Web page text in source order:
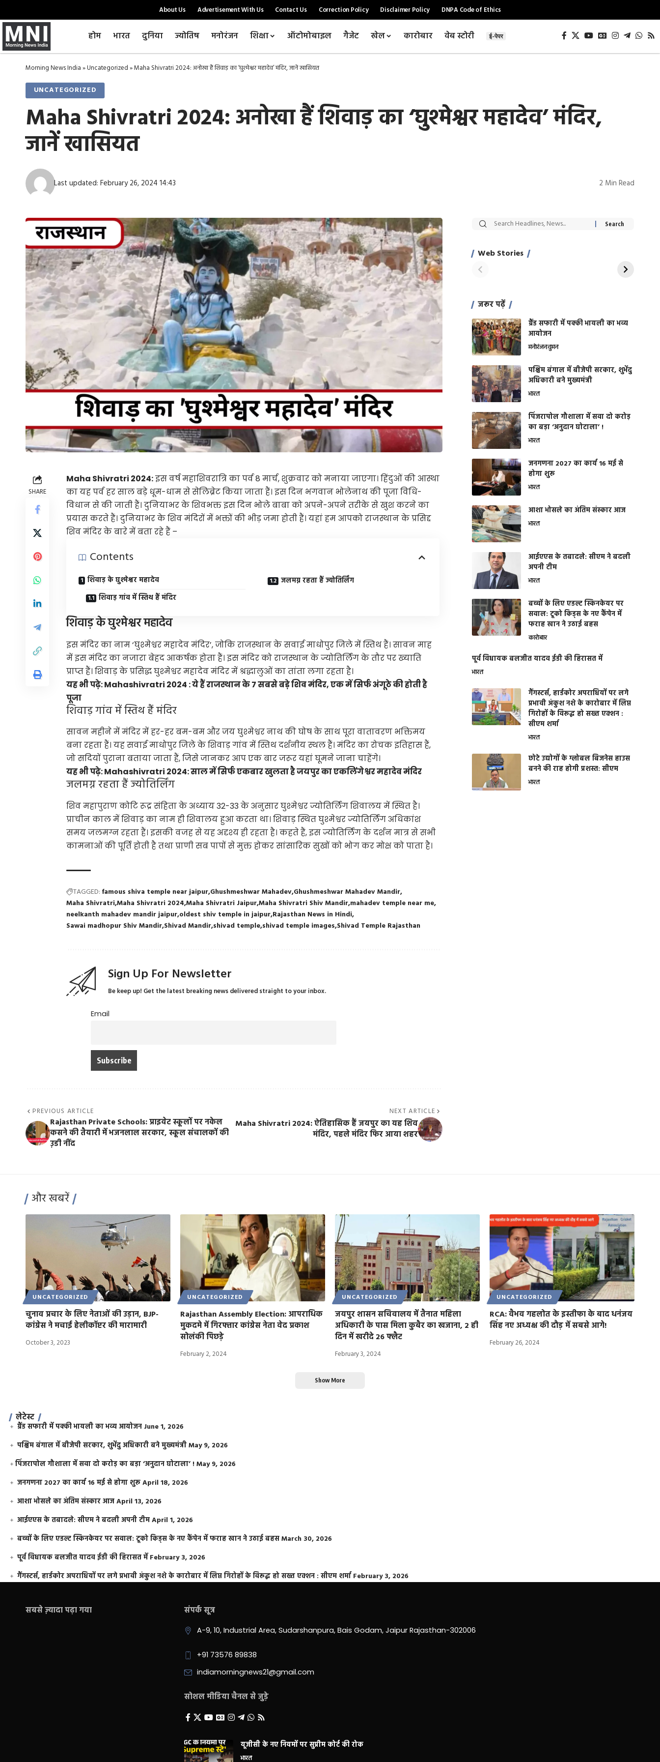
About Us Advertisement With Us Contact Us Correction Policy Disclaimer Policy DNPA Code of Ethics
होम भारत दुनिया ज्योतिष मनोरंजन शिक्षा ऑटोमोबाइल गैजेट खेल कारोबार वेब स्टोरी ई-पेपर
Morning News India»Uncategorized»Maha Shivratri 2024: अनोखा हैं शिवाड़ का ‘घुश्मेश्वर महादेव’ मंदिर, जानें खासियत
UNCATEGORIZED
Maha Shivratri 2024: अनोखा हैं शिवाड़ का ‘घुश्मेश्वर महादेव’ मंदिर,
जानें खासियत
Last updated: February 26, 2024 14:43 2 Min Read
SHARE
Maha Shivratri 2024:इस वर्ष महाशिवरात्रि का पर्व 8 मार्च, शुक्रवार को मनाया जाएगा। हिंदुओं की आस्था
का यह पर्व हर साल बड़े धूम-धाम से सेलिब्रेट किया जाता हैं। इस दिन भगवान भोलेनाथ की पूजा विधि-
विधान से की जाती हैं। दुनियाभर के शिवभक्त इस दिन भोले बाबा को अपने-अपने तरीके से खुश करने का
प्रयास करते हैं। दुनियाभर के शिव मंदिरों में भक्तों की भीड़ जमा होती हैं। यहां हम आपको राजस्थान के प्रसिद्द
शिव मंदिर के बारे में बता रहे हैं –
Contents
शिवाड़ के घुश्मेश्वर महादेव
शिवाड़ गांव में स्तिथ हैं मंदिर
जलमग्न रहता हैं ज्योतिर्लिंग
शिवाड़ के घुश्मेश्वर महादेव
इस मंदिर का नाम ‘घुश्मेश्वर महादेव मंदिर’, जोकि राजस्थान के सवाई माधोपुर जिले में स्तिथ हैं। सावन माह
में इस मंदिर का नजारा बेहद आकर्षक होता हैं। इस मंदिर को राजस्थान के ज्योतिर्लिंग के तौर पर ख्याति
प्राप्त हैं। शिवाड़ के प्रसिद्ध घुश्मेश्वर महादेव मंदिर में श्रद्धालुओं का तांता लगा रहता है।
यह भी पढ़े:Mahashivratri 2024 : ये हैं राजस्थान के 7 सबसे बड़े शिव मंदिर, एक में सिर्फ अंगूठे की होती है
पूजा
शिवाड़ गांव में स्तिथ हैं मंदिर
सावन महीने में मंदिर में हर-हर बम-बम और जय घुश्मेश्वर नाथ की घोष के साथ पूरा वातावरण भक्तिमय
बना रहता हैं। यह सवाई माधोपुर जिले के शिवाड़ गांव में स्तिथ दर्शनीय स्थल हैं। मंदिर का रोचक इतिहास हैं,
जो सदियों पुराना बताया जाता हैं, जिसे जानकर आप एक बार जरूर यहां घूमने जाना चाहेंगे।
यह भी पढ़े:Mahashivratri 2024: साल में सिर्फ एकबार खुलता है जयपुर का एकलिंगेश्वर महादेव मंदिर
जलमग्न रहता हैं ज्योतिर्लिंग
शिव महापुराण कोटि रूद्र संहिता के अध्याय 32-33 के अनुसार घुश्मेश्वर ज्योतिर्लिंग शिवालय में स्थित है।
प्राचीन काल में शिवाड़ का नाम ही शिवालय हुआ करता था। शिवाड़ स्थित घुश्मेश्वर ज्योतिर्लिंग अधिकांश
समय जलमग्न रहता हैं। इसकी वजह से यह अदृश्य ही रहता है। कहते हैं, इस ज्योतिर्लिंग के दर्शन मात्र से सभी
कामनाओं की पूर्ति होती है तथा प्राणी सब पापों से मुक्त होकर सांसारिक सुखों को भोग कर मोक्ष को पाता है।
TAGGED: famous shiva temple near jaipur Ghushmeshwar Mahadev Ghushmeshwar Mahadev Mandir
Maha ShivratriMaha Shivratri 2024Maha Shivratri JaipurMaha Shivratri Shiv Mandir mahadev temple near me
neelkanth mahadev mandir jaipur oldest shiv temple in jaipur Rajasthan News in Hindi
Sawai madhopur Shiv Mandir Shivad Mandir shivad temple shivad temple images Shivad Temple Rajasthan
Sign Up For Newsletter
Be keep up! Get the latest breaking news delivered straight to your inbox.
Email
PREVIOUS ARTICLE
Rajasthan Private Schools: प्राइवेट स्कूलों पर नकेल
कसने की तैयारी में भजनलाल सरकार, स्कूल संचालकों की
उ़डी नींद
NEXT ARTICLE
Maha Shivratri 2024: ऐतिहासिक हैं जयपुर का यह शिव
मंदिर, पहले मंदिर फिर आया शहर
Web Stories
सट्टेबाजी में अरेस्ट हुए
साहिल खान
रोज एक कच्चे लहसुन
जरूर पढ़ें
ग्रैंड सफारी में पक्की भायली का भव्य
आयोजन
मनोरंजनवुमन
पश्चिम बंगाल में बीजेपी सरकार, शुभेंदु
अधिकारी बने मुख्यमंत्री
भारत
​पिंजरापोल गौशाला में सवा दो करोड़
का बड़ा ‘अनुदान घोटाला’ !
भारत
जनगणना 2027 का कार्य 16 मई से
होगा शुरू
भारत
आशा भोसले का अंतिम संस्कार आज
भारत
आईएएस के तबादले: सीएम ने बदली
अपनी टीम
भारत
बच्चों के लिए एडल्ट स्किनकेयर पर
सवाल: टूको किड्स के नए कैंपेन में
फराह खान ने उठाई बहस
कारोबार
पूर्व विधायक बलजीत यादव ईडी की हिरासत में
भारत
गैंगस्टर्स, हार्डकोर अपराधियों पर लगे
प्रभावी अंकुश नशे के कारोबार में लिप्त
गिरोहों के विरूद्ध हो सख्त एक्शन :
सीएम शर्मा
भारत
छोटे उद्योगों के ग्लोबल बिजनेस हाउस
बनने की राह होगी प्रशस्त: सीएम
भारत
और खबरें
UNCATEGORIZED
चुनाव प्रचार के लिए नेताओं की उड़ान, BJP-
कांग्रेस ने मचाई हेलीकॉप्टर की मारामारी
October 3, 2023
UNCATEGORIZED
Rajasthan Assembly Election: आपराधिक
मुकदमे में गिरफ्तार कांग्रेस नेता वेद प्रकाश
सोलंकी पिछड़े
February 2, 2024
UNCATEGORIZED
जयपुर शासन सचिवालय में तैनात महिला
अधिकारी के पास मिला कुबैर का खजाना, 2 ही
दिन में खरीदे 26 फ्लैट
February 3, 2024
UNCATEGORIZED
RCA: वैभव गहलोत के इस्तीफा के बाद धनंजय
सिंह नए अध्यक्ष की दौड़ में सबसे आगे!
February 26, 2024
Show More
लेटेस्ट
ग्रैंड सफारी में पक्की भायली का भव्य आयोजन June 1, 2026
पश्चिम बंगाल में बीजेपी सरकार, शुभेंदु अधिकारी बने मुख्यमंत्रीMay 9, 2026
​पिंजरापोल गौशाला में सवा दो करोड़ का बड़ा ‘अनुदान घोटाला’ !May 9, 2026
जनगणना 2027 का कार्य 16 मई से होगा शुरूApril 18, 2026
आशा भोसले का अंतिम संस्कार आजApril 13, 2026
आईएएस के तबादले: सीएम ने बदली अपनी टीमApril 1, 2026
बच्चों के लिए एडल्ट स्किनकेयर पर सवाल: टूको किड्स के नए कैंपेन में फराह खान ने उठाई बहसMarch 30, 2026
पूर्व विधायक बलजीत यादव ईडी की हिरासत में February 3, 2026
गैंगस्टर्स, हार्डकोर अपराधियों पर लगे प्रभावी अंकुश नशे के कारोबार में लिप्त गिरोहों के विरूद्ध हो सख्त एक्शन : सीएम शर्मा February 3, 2026
सबसे ज़्यादा पढ़ा गया संपर्क सूत्र
A-9, 10, Industrial Area, Sudarshanpura, Bais Godam, Jaipur Rajasthan-302006
+91 73576 89838
indiamorningnews21@gmail.com
सोशल मीडिया चैनल से जुड़े
यूजीसी के नए नियमों पर सुप्रीम कोर्ट की रोक
भारत